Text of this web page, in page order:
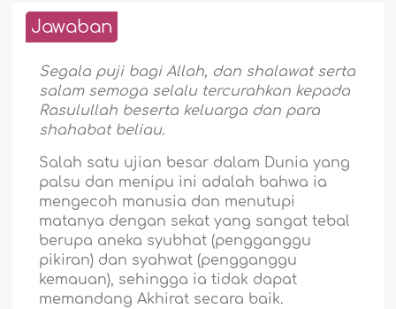
Jawaban
Segala puji bagi Allah, dan shalawat serta
salam semoga selalu tercurahkan kepada
Rasulullah beserta keluarga dan para
shahabat beliau.
Salah satu ujian besar dalam Dunia yang
palsu dan menipu ini adalah bahwa ia
mengecoh manusia dan menutupi
matanya dengan sekat yang sangat tebal
berupa aneka syubhat (pengganggu
pikiran) dan syahwat (pengganggu
kemauan), sehingga ia tidak dapat
memandang Akhirat secara baik.